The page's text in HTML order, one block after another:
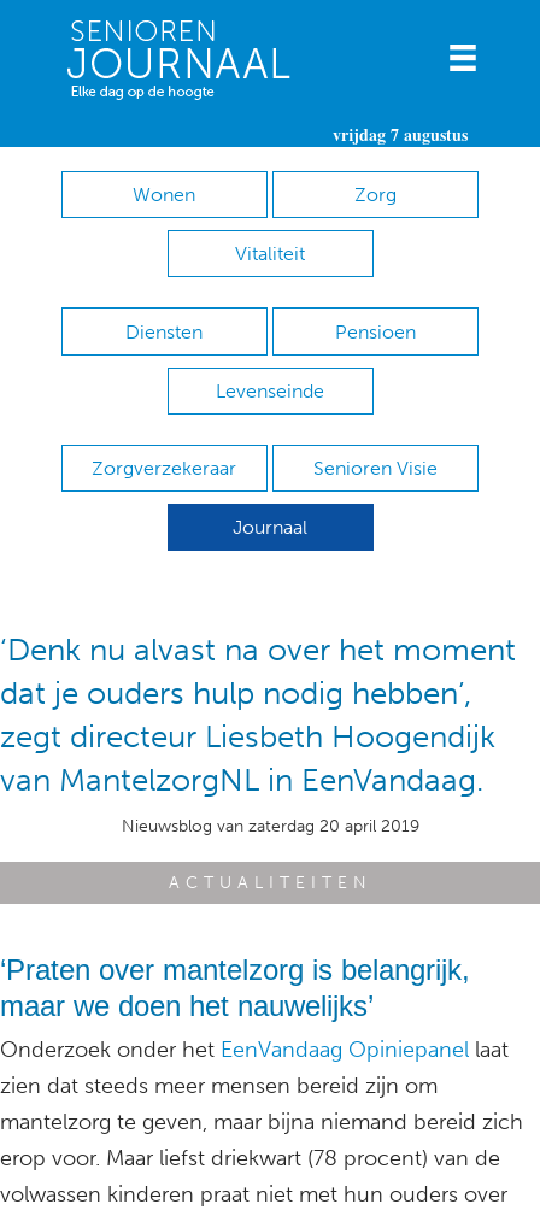
vrijdag 7 augustus
Wonen Zorg
Vitaliteit
Diensten Pensioen
Levenseinde
Zorgverzekeraar Senioren Visie
Journaal
‘Denk nu alvast na over het moment
dat je ouders hulp nodig hebben’,
zegt directeur Liesbeth Hoogendijk
van MantelzorgNL in EenVandaag.
Nieuwsblog van zaterdag 20 april 2019
ACTUALITEITEN
‘Praten over mantelzorg is belangrijk,
maar we doen het nauwelijks’
Onderzoek onder het EenVandaag Opiniepanel laat
zien dat steeds meer mensen bereid zijn om
mantelzorg te geven, maar bijna niemand bereid zich
erop voor. Maar liefst driekwart (78 procent) van de
volwassen kinderen praat niet met hun ouders over